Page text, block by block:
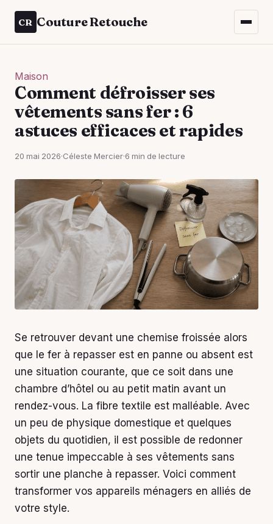
CR Couture Retouche
Maison
Comment défroisser ses
vêtements sans fer : 6
astuces efficaces et rapides
20 mai 2026·Céleste Mercier·6 min de lecture
Se retrouver devant une chemise froissée alors
que le fer à repasser est en panne ou absent est
une situation courante, que ce soit dans une
chambre d’hôtel ou au petit matin avant un
rendez-vous. La fibre textile est malléable. Avec
un peu de physique domestique et quelques
objets du quotidien, il est possible de redonner
une tenue impeccable à ses vêtements sans
sortir une planche à repasser. Voici comment
transformer vos appareils ménagers en alliés de
votre style.